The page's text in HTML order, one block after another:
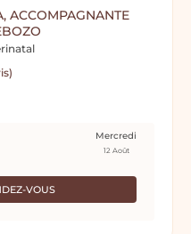
ACCOMPAGNANTE
VOUS
Mercredi
12 Août